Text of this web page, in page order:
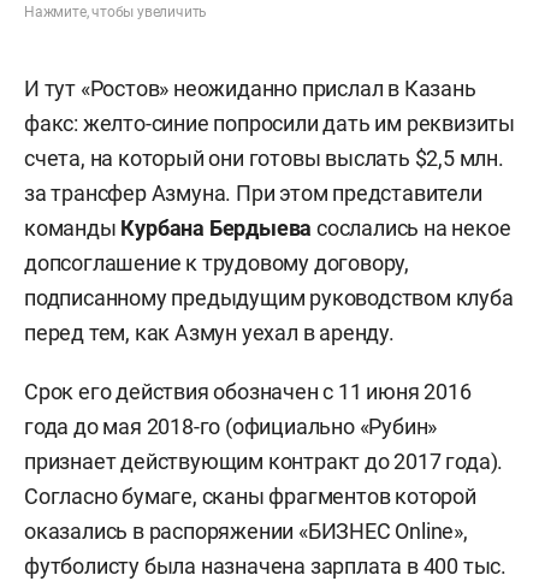
Нажмите, чтобы увеличить
И тут «Ростов» неожиданно прислал в Казань
факс: желто-синие попросили дать им реквизиты
счета, на который они готовы выслать $2,5 млн.
за трансфер Азмуна. При этом представители
команды Курбана Бердыева сослались на некое
допсоглашение к трудовому договору,
подписанному предыдущим руководством клуба
перед тем, как Азмун уехал в аренду.
Срок его действия обозначен с 11 июня 2016
года до мая 2018-го (официально «Рубин»
признает действующим контракт до 2017 года).
Согласно бумаге, сканы фрагментов которой
оказались в распоряжении «БИЗНЕС Online»,
футболисту была назначена зарплата в 400 тыс.